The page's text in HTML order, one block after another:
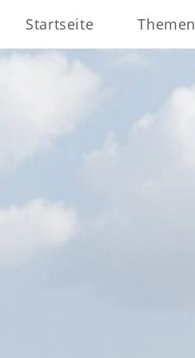
Startseite Themen